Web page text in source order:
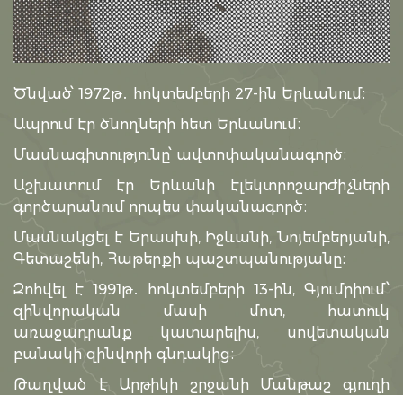
Ծնված՝ 1972թ․ հոկտեմբերի 27-ին Երևանում։
Ապրում էր ծնողների հետ Երևանում։
Մասնագիտությունը՝ ավտոփականագործ։
Աշխատում էր Երևանի էլեկտրոշարժիչների
գործարանում որպես փականագործ։
Մասնակցել է Երասխի, Իջևանի, Նոյեմբերյանի,
Գետաշենի, Հաթերքի պաշտպանությանը։
Զոհվել է 1991թ․ հոկտեմբերի 13-ին, Գյումրիում՝
զինվորական մասի մոտ, հատուկ
առաջադրանք կատարելիս, սովետական
բանակի զինվորի գնդակից։
Թաղված է Արթիկի շրջանի Մանթաշ գյուղի